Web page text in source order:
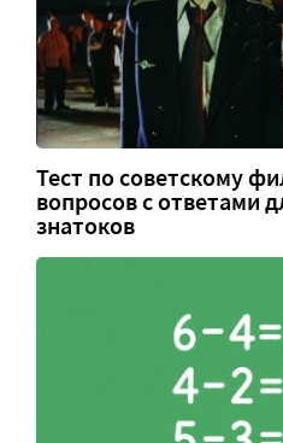
Тест по советскому
вопросов с ответами
знатоков